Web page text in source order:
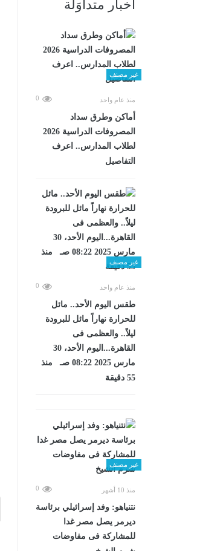
أخبار متداوَلة
غير مصنف
منذ عام واحد 0
أماكن وطرق سداد
المصروفات الدراسية 2026
لطلاب المدارس.. اعرف
التفاصيل
غير مصنف
منذ عام واحد 0
طقس اليوم الأحد.. مائل
للحرارة نهاراً مائل للبرودة
ليلاً.. والعظمى فى
القاهرة...اليوم الأحد، 30
مارس 2025 08:22 صـ منذ
55 دقيقة
غير مصنف
منذ 10 أشهر 0
نتنياهو: وفد إسرائيلي برئاسة
ديرمر يصل مصر غدا
للمشاركة فى مفاوضات